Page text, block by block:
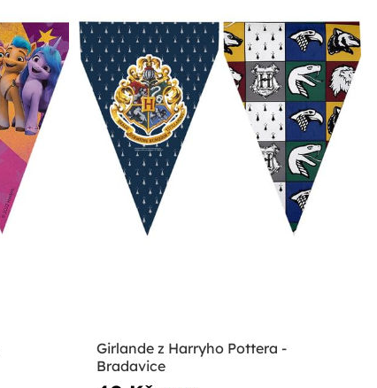
Girlande z Harryho Pottera -
Bradavice